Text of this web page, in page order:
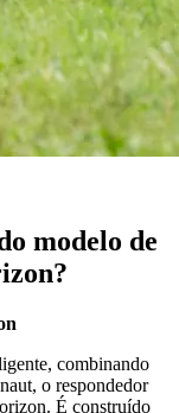
modelo de
combinando
o respondedor
É construído